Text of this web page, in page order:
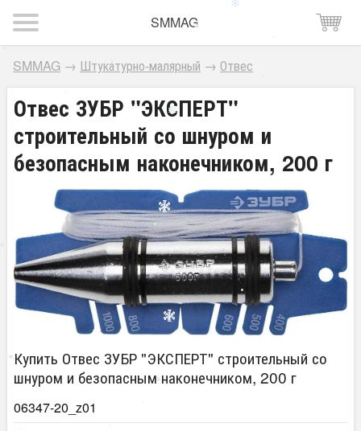
SMMAG
SMMAG → Штукатурно-малярный → Отвес
Отвес ЗУБР "ЭКСПЕРТ"
строительный со шнуром и
безопасным наконечником, 200 г
Купить Отвес ЗУБР "ЭКСПЕРТ" строительный со
шнуром и безопасным наконечником, 200 г
06347-20_z01